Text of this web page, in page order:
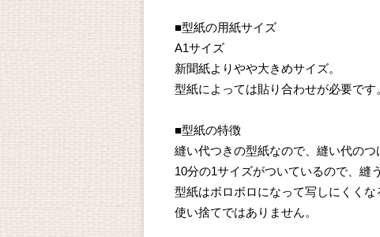
■型紙の用紙サイズ
A1サイズ
新聞紙よりやや大きめサイズ。
型紙によっては貼り合わせが必要です
■型紙の特徴
縫い代つきの型紙なので、縫い代のつ
10分の1サイズがついているので、縫
型紙はボロボロになって写しにくくな
使い捨てではありません。